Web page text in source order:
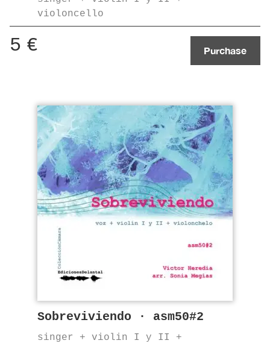
violoncello
5 € Purchase
Sobreviviendo · asm50#2
singer + violin I y II +